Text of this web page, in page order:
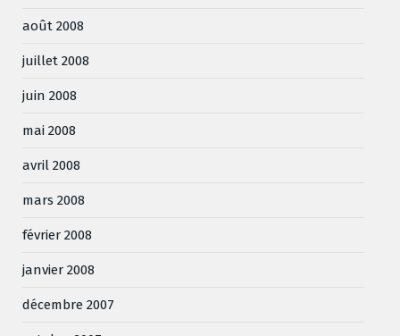
août 2008
juillet 2008
juin 2008
mai 2008
avril 2008
mars 2008
février 2008
janvier 2008
décembre 2007